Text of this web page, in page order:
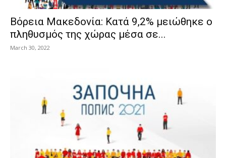
Βόρεια Μακεδονία: Κατά 9,2% μειώθηκε ο
πληθυσμός της χώρας μέσα σε...
March 30, 2022